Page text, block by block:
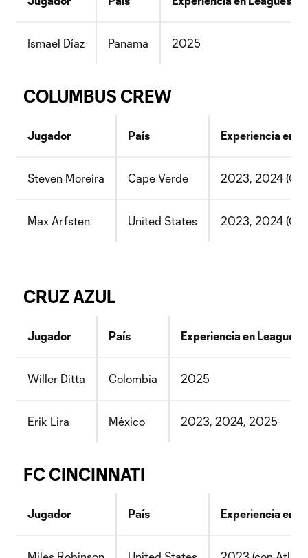
Ismael Díaz Panama 2025
COLUMBUS CREW
Jugador País Experiencia en
Steven Moreira Cape Verde 2023, 2024
Max Arfsten United States 2023, 2024
CRUZ AZUL
Jugador País Experiencia en Leagues
Willer Ditta Colombia 2025
Erik Lira México 2023, 2024, 2025
FC CINCINNATI
Jugador País Experiencia en